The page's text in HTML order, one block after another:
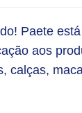
Paete
aos
calças,